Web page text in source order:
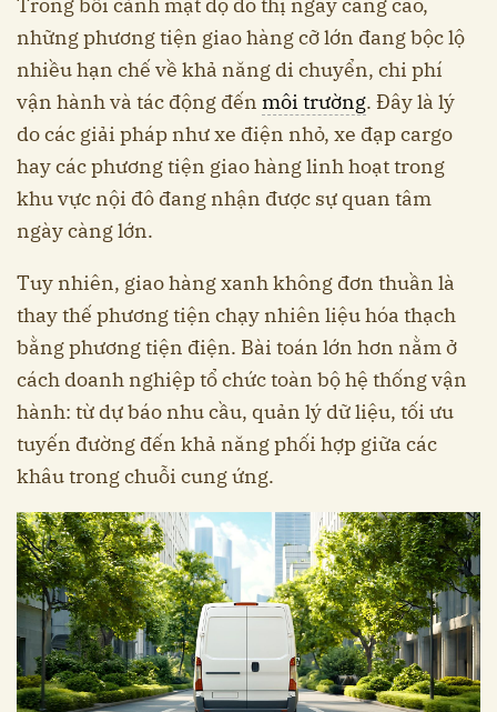
Trong bối cảnh mật độ đô thị ngày càng cao,
những phương tiện giao hàng cỡ lớn đang bộc lộ
nhiều hạn chế về khả năng di chuyển, chi phí
vận hành và tác động đến môi trường. Đây là lý
do các giải pháp như xe điện nhỏ, xe đạp cargo
hay các phương tiện giao hàng linh hoạt trong
khu vực nội đô đang nhận được sự quan tâm
ngày càng lớn.
Tuy nhiên, giao hàng xanh không đơn thuần là
thay thế phương tiện chạy nhiên liệu hóa thạch
bằng phương tiện điện. Bài toán lớn hơn nằm ở
cách doanh nghiệp tổ chức toàn bộ hệ thống vận
hành: từ dự báo nhu cầu, quản lý dữ liệu, tối ưu
tuyến đường đến khả năng phối hợp giữa các
khâu trong chuỗi cung ứng.